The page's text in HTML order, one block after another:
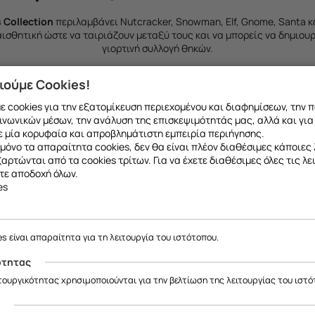
Collection περιλαμβάνει Nutcracker, Snowman, Elf, Gnome, Santa
ώστε να ταιριάζουν μεταξύ τους και να μπορείς να
γιορτινή συλλογή θηκών.
σου θήκη – custom
Frogs.gr
έχεις τη δυνατότητα να δημιουργήσειςcustom phone cases
ιδανική επιλογή για δώρο ή για μια πραγματικά μοναδική
αποστολή & φυσικό
άμεσα από το Frogs.gr με βάση το φυσικό μας κατάστημα στο
. Μπορείς να παραλάβεις από κοντά ή να δεις δείγματα των σχεδίων
Cookies!
cookies για την εξατομίκευση περιεχομένου και διαφημίσεων, την
μέσων, την ανάλυση της επισκεψιμότητάς μας, αλλά και
κορυφαία και απροβλημάτιστη εμπειρία περιήγησης.
τα απαραίτητα cookies, δεν θα είναι πλέον διαθέσιμες κάποιες
από τα cookies τρίτων. Για να έχετε διαθέσιμες όλες τις
αποδοχή όλων.
είναι απαραίτητα για τη λειτουργία του ιστότοπου.
χρησιμοποιούνται για την βελτίωση της λειτουργίας του